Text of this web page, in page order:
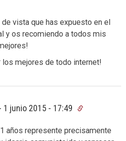
vista que has expuesto en el
y os recomiendo a todos mis
los mejores de todo internet!
1 junio 2015 - 17:49
años represente precisamente